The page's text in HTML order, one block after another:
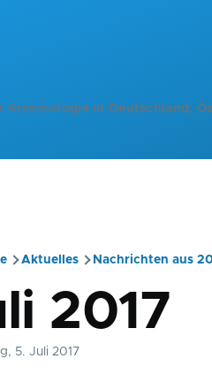
Kriminologie in Deutschland,
Aktuelles Nachrichten aus
2017
, 5. Juli 2017